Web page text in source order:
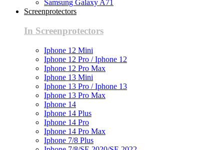
Samsung Galaxy A71
Screenprotectors
In Screenprotectors
Iphone 12 Mini
Iphone 12 Pro / Iphone 12
Iphone 12 Pro Max
Iphone 13 Mini
Iphone 13 Pro / Iphone 13
Iphone 13 Pro Max
Iphone 14
Iphone 14 Plus
Iphone 14 Pro
Iphone 14 Pro Max
Iphone 7/8 Plus